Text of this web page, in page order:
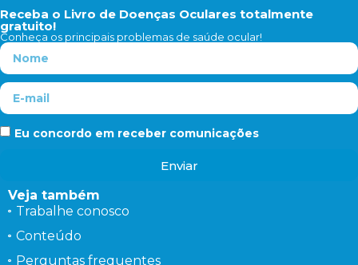
Receba o Livro de Doenças Oculares totalmente
gratuito!
Conheça os principais problemas de saúde ocular!
Eu concordo em receber comunicações
Enviar
Veja também
Trabalhe conosco
Conteúdo
Perguntas frequentes